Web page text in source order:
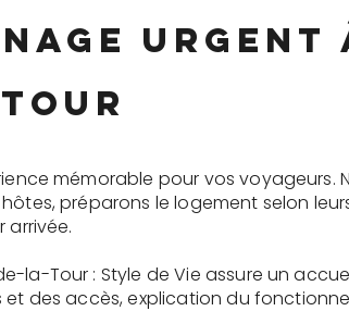
urgent
mémorable pour vos voyageurs.
préparons le logement selon
la-Tour : Style de Vie assure un
des accès, explication du